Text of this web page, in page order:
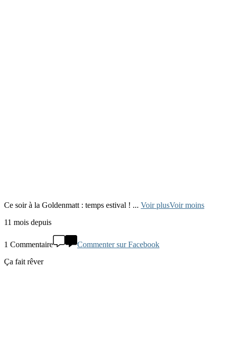
Ce soir à la Goldenmatt : temps estival ! ... Voir plusVoir moins
11 mois depuis
1 Commentaire
Commenter sur Facebook
Ça fait rêver